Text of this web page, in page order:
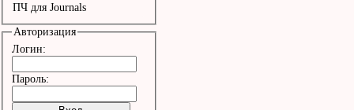
ПЧ для Journals
Авторизация
Логин:
Пароль: